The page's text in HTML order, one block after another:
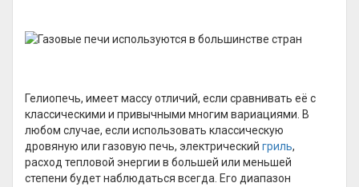
Гелиопечь, имеет массу отличий, если сравнивать её с
классическими и привычными многим вариациями. В
любом случае, если использовать классическую
дровяную или газовую печь, электрический гриль,
расход тепловой энергии в большей или меньшей
степени будет наблюдаться всегда. Его диапазон